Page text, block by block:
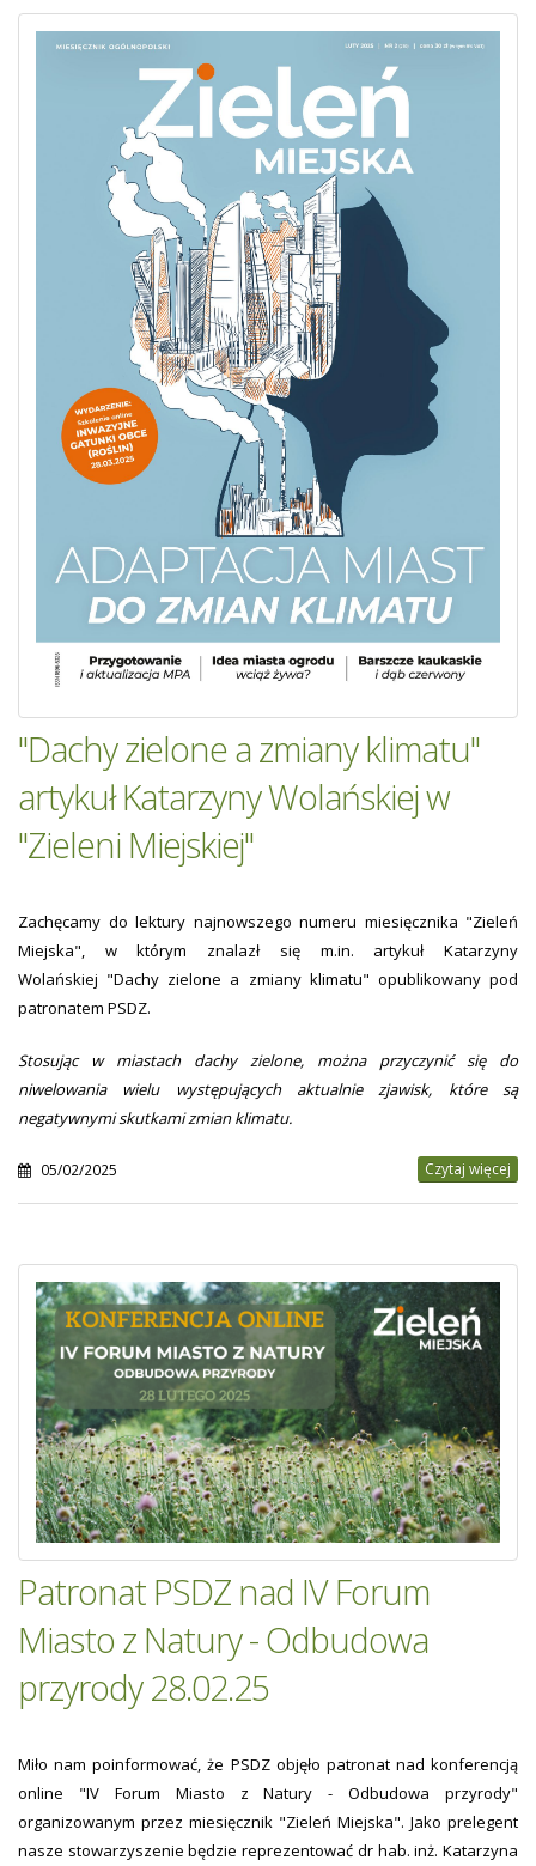
"Dachy zielone a zmiany klimatu"
artykuł Katarzyny Wolańskiej w
"Zieleni Miejskiej"
Zachęcamy do lektury najnowszego numeru miesięcznika "Zieleń
Miejska", w którym znalazł się m.in. artykuł Katarzyny
Wolańskiej "Dachy zielone a zmiany klimatu" opublikowany pod
patronatem PSDZ.
Stosując w miastach dachy zielone, można przyczynić się do
niwelowania wielu występujących aktualnie zjawisk, które są
negatywnymi skutkami zmian klimatu.
05/02/2025 Czytaj więcej
Patronat PSDZ nad IV Forum
Miasto z Natury - Odbudowa
przyrody 28.02.25
Miło nam poinformować, że PSDZ objęło patronat nad konferencją
online "IV Forum Miasto z Natury - Odbudowa przyrody"
organizowanym przez miesięcznik "Zieleń Miejska". Jako prelegent
nasze stowarzyszenie będzie reprezentować dr hab. inż. Katarzyna